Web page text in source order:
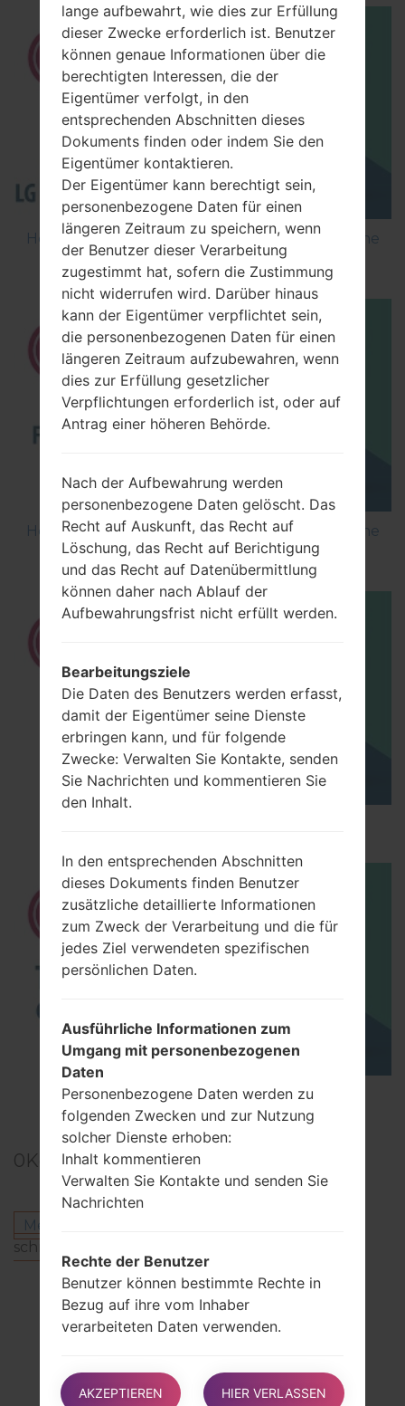
How to Flash Stock Firmware on LG Smartphone
using LG Flash Tool 2014?
How to Flash Stock Firmware on LG Smartphone
using LG UP?
TOP 5 SECRET CODES for LG!
0Kommentare
Melden Sie sich an
schreiben.
Andere Modelle aus dieser Serie
LG Optimus L9D700
LG Optimus L9P765
lange aufbewahrt, wie dies zur Erfüllung
dieser Zwecke erforderlich ist. Benutzer
können genaue Informationen über die
berechtigten Interessen, die der
Eigentümer verfolgt, in den
entsprechenden Abschnitten dieses
Dokuments finden oder indem Sie den
Eigentümer kontaktieren.
Der Eigentümer kann berechtigt sein,
personenbezogene Daten für einen
längeren Zeitraum zu speichern, wenn
der Benutzer dieser Verarbeitung
zugestimmt hat, sofern die Zustimmung
nicht widerrufen wird. Darüber hinaus
kann der Eigentümer verpflichtet sein,
die personenbezogenen Daten für einen
längeren Zeitraum aufzubewahren, wenn
dies zur Erfüllung gesetzlicher
Verpflichtungen erforderlich ist, oder auf
Antrag einer höheren Behörde.
Nach der Aufbewahrung werden
personenbezogene Daten gelöscht. Das
Recht auf Auskunft, das Recht auf
Löschung, das Recht auf Berichtigung
und das Recht auf Datenübermittlung
können daher nach Ablauf der
Aufbewahrungsfrist nicht erfüllt werden.
Bearbeitungsziele
Die Daten des Benutzers werden erfasst,
damit der Eigentümer seine Dienste
erbringen kann, und für folgende
Zwecke: Verwalten Sie Kontakte, senden
Sie Nachrichten und kommentieren Sie
den Inhalt.
In den entsprechenden Abschnitten
dieses Dokuments finden Benutzer
zusätzliche detaillierte Informationen
zum Zweck der Verarbeitung und die für
jedes Ziel verwendeten spezifischen
persönlichen Daten.
Ausführliche Informationen zum
Umgang mit personenbezogenen
Daten
Personenbezogene Daten werden zu
folgenden Zwecken und zur Nutzung
solcher Dienste erhoben:
Inhalt kommentieren
Verwalten Sie Kontakte und senden Sie
Nachrichten
Rechte der Benutzer
Benutzer können bestimmte Rechte in
Bezug auf ihre vom Inhaber
verarbeiteten Daten verwenden.
Benutzer haben insbesondere das Recht:
AKZEPTIEREN HIER VERLASSEN